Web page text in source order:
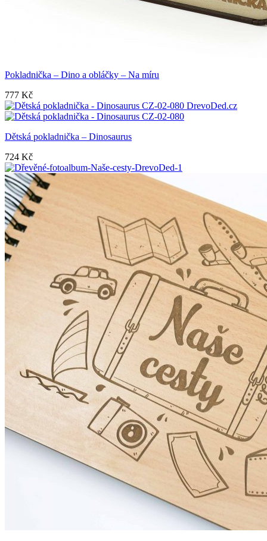
Pokladnička – Dino a obláčky – Na míru
777 Kč
Dětská pokladnička – Dinosaurus
724 Kč